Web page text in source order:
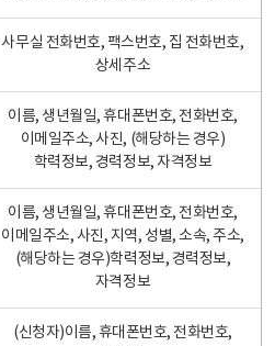
사무실 전화번호, 팩스번호, 집 전화번호,
상세주소
이름, 생년월일, 휴대폰번호, 전화번호,
이메일주소, 사진, (해당하는 경우)
학력정보, 경력정보, 자격정보
이름, 생년월일, 휴대폰번호, 전화번호,
이메일주소, 사진, 지역, 성별, 소속, 주소,
(해당하는 경우)학력정보, 경력정보,
자격정보
(신청자)이름, 휴대폰번호, 전화번호,